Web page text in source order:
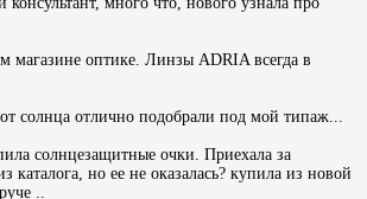
магазине оптике. Линзы ADRIA всегда в
солнца отлично подобрали под мой типаж...
солнцезащитные очки. Приехала за
каталога, но ее не оказалась? купила из новой
..